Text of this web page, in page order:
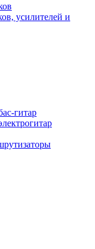
усилителей и
гитар